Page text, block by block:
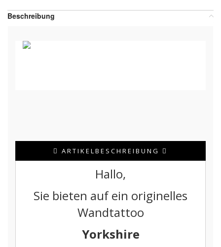
Beschreibung
ARTIKELBESCHREIBUNG
Hallo,
Sie bieten auf ein originelles
Wandtattoo
Yorkshire